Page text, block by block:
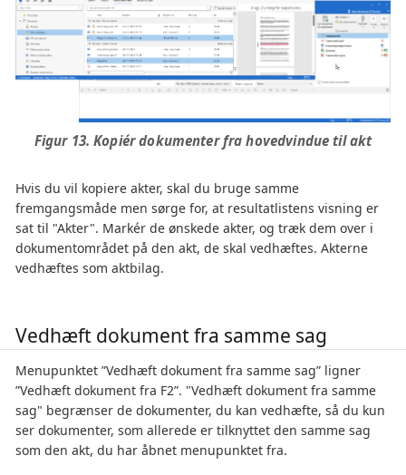
Figur 13. Kopiér dokumenter fra hovedvindue til akt
Hvis du vil kopiere akter, skal du bruge samme
fremgangsmåde men sørge for, at resultatlistens visning er
sat til "Akter". Markér de ønskede akter, og træk dem over i
dokumentområdet på den akt, de skal vedhæftes. Akterne
vedhæftes som aktbilag.
Vedhæft dokument fra samme sag
Menupunktet ”Vedhæft dokument fra samme sag” ligner
”Vedhæft dokument fra F2”. "Vedhæft dokument fra samme
sag" begrænser de dokumenter, du kan vedhæfte, så du kun
ser dokumenter, som allerede er tilknyttet den samme sag
som den akt, du har åbnet menupunktet fra.